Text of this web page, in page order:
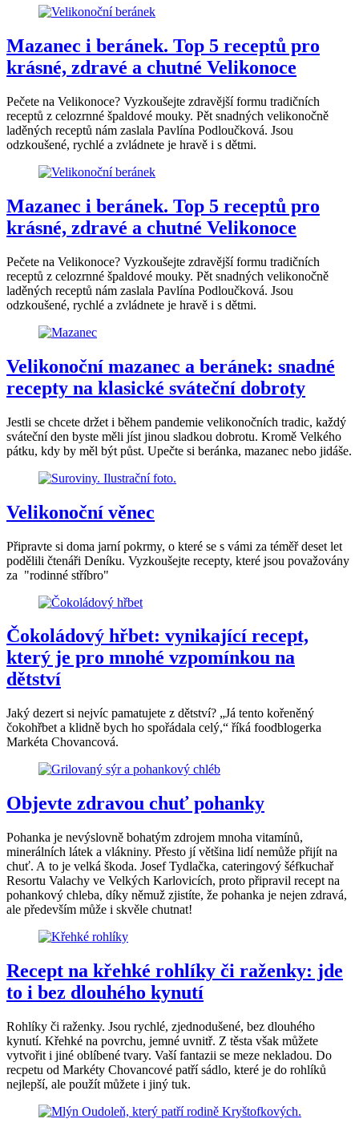
Mazanec i beránek. Top 5 receptů pro
krásné, zdravé a chutné Velikonoce
Pečete na Velikonoce? Vyzkoušejte zdravější formu tradičních
receptů z celozrnné špaldové mouky. Pět snadných velikonočně
laděných receptů nám zaslala Pavlína Podloučková. Jsou
odzkoušené, rychlé a zvládnete je hravě i s dětmi.
Mazanec i beránek. Top 5 receptů pro
krásné, zdravé a chutné Velikonoce
Pečete na Velikonoce? Vyzkoušejte zdravější formu tradičních
receptů z celozrnné špaldové mouky. Pět snadných velikonočně
laděných receptů nám zaslala Pavlína Podloučková. Jsou
odzkoušené, rychlé a zvládnete je hravě i s dětmi.
Velikonoční mazanec a beránek: snadné
recepty na klasické sváteční dobroty
Jestli se chcete držet i během pandemie velikonočních tradic, každý
sváteční den byste měli jíst jinou sladkou dobrotu. Kromě Velkého
pátku, kdy by měl být půst. Upečte si beránka, mazanec nebo jidáše.
Velikonoční věnec
Připravte si doma jarní pokrmy, o které se s vámi za téměř deset let
podělili čtenáři Deníku. Vyzkoušejte recepty, které jsou považovány
za "rodinné stříbro"
Čokoládový hřbet: vynikající recept,
který je pro mnohé vzpomínkou na
dětství
Jaký dezert si nejvíc pamatujete z dětství? „Já tento kořeněný
čokohřbet a klidně bych ho spořádala celý,“ říká foodblogerka
Markéta Chovancová.
Objevte zdravou chuť pohanky
Pohanka je nevýslovně bohatým zdrojem mnoha vitamínů,
minerálních látek a vlákniny. Přesto jí většina lidí nemůže přijít na
chuť. A to je velká škoda. Josef Tydlačka, cateringový šéfkuchař
Resortu Valachy ve Velkých Karlovicích, proto připravil recept na
pohankový chleba, díky němuž zjistíte, že pohanka je nejen zdravá,
ale především může i skvěle chutnat!
Recept na křehké rohlíky či raženky: jde
to i bez dlouhého kynutí
Rohlíky či raženky. Jsou rychlé, zjednodušené, bez dlouhého
kynutí. Křehké na povrchu, jemné uvnitř. Z těsta však můžete
vytvořit i jiné oblíbené tvary. Vaší fantazii se meze nekladou. Do
recpetu od Markéty Chovancové patří sádlo, které je do rohlíků
nejlepší, ale použít můžete i jiný tuk.